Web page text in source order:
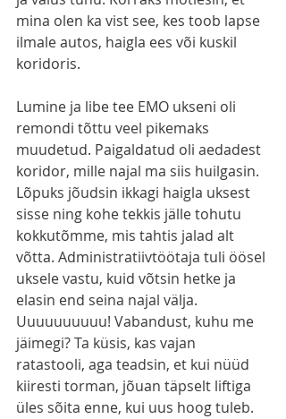
mina olen ka vist see, kes toob lapse
ilmale autos, haigla ees või kuskil
koridoris.
Lumine ja libe tee EMO ukseni oli
remondi tõttu veel pikemaks
muudetud. Paigaldatud oli aedadest
koridor, mille najal ma siis huilgasin.
Lõpuks jõudsin ikkagi haigla uksest
sisse ning kohe tekkis jälle tohutu
kokkutõmme, mis tahtis jalad alt
võtta. Administratiivtöötaja tuli öösel
uksele vastu, kuid võtsin hetke ja
elasin end seina najal välja.
Uuuuuuuuuu! Vabandust, kuhu me
jäimegi? Ta küsis, kas vajan
ratastooli, aga teadsin, et kui nüüd
kiiresti torman, jõuan täpselt liftiga
üles sõita enne, kui uus hoog tuleb.